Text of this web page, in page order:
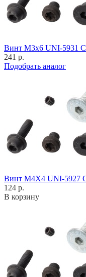
Винт M3x6 UNI-5931
241 р.
Подобрать аналог
Винт M4X4 UNI-5927
124 р.
В корзину